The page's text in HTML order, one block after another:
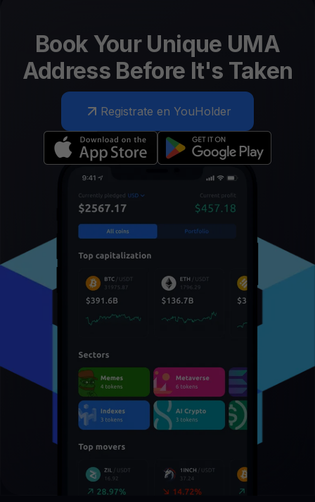
Book Your Unique UMA
Address Before It's Taken
Registrate en YouHolder